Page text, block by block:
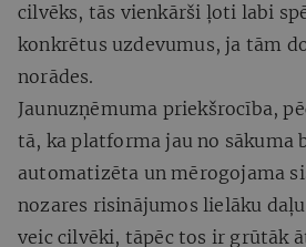
cilvēks, tās vienkārši ļoti labi
konkrētus uzdevumus, ja tām
norādes.
Jaunuzņēmuma priekšrocība,
tā, ka platforma jau no sākuma
automatizēta un mērogojama
nozares risinājumos lielāku
veic cilvēki, tāpēc tos ir grūtāk